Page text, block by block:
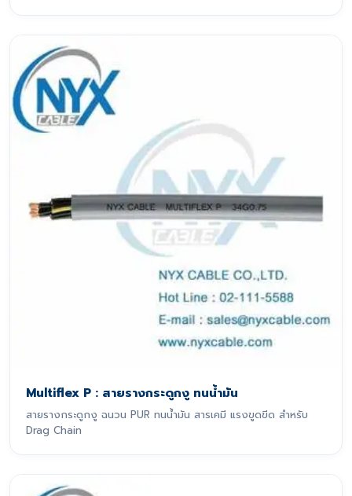
Multiflex P : สายรางกระดูกงู ทนน้ำมัน
สายรางกระดูกงู ฉนวน PUR ทนน้ำมัน สารเคมี แรงขูดขีด สำหรับ
Drag Chain